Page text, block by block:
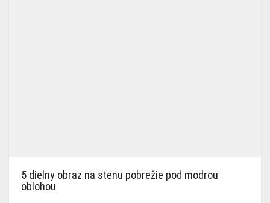
5 dielny obraz na stenu pobrežie pod modrou
oblohou